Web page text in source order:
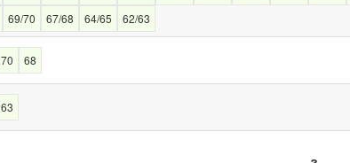
69/70 67/68 64/65 62/63
70 68
63